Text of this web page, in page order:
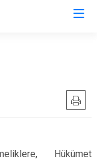
Hükümet